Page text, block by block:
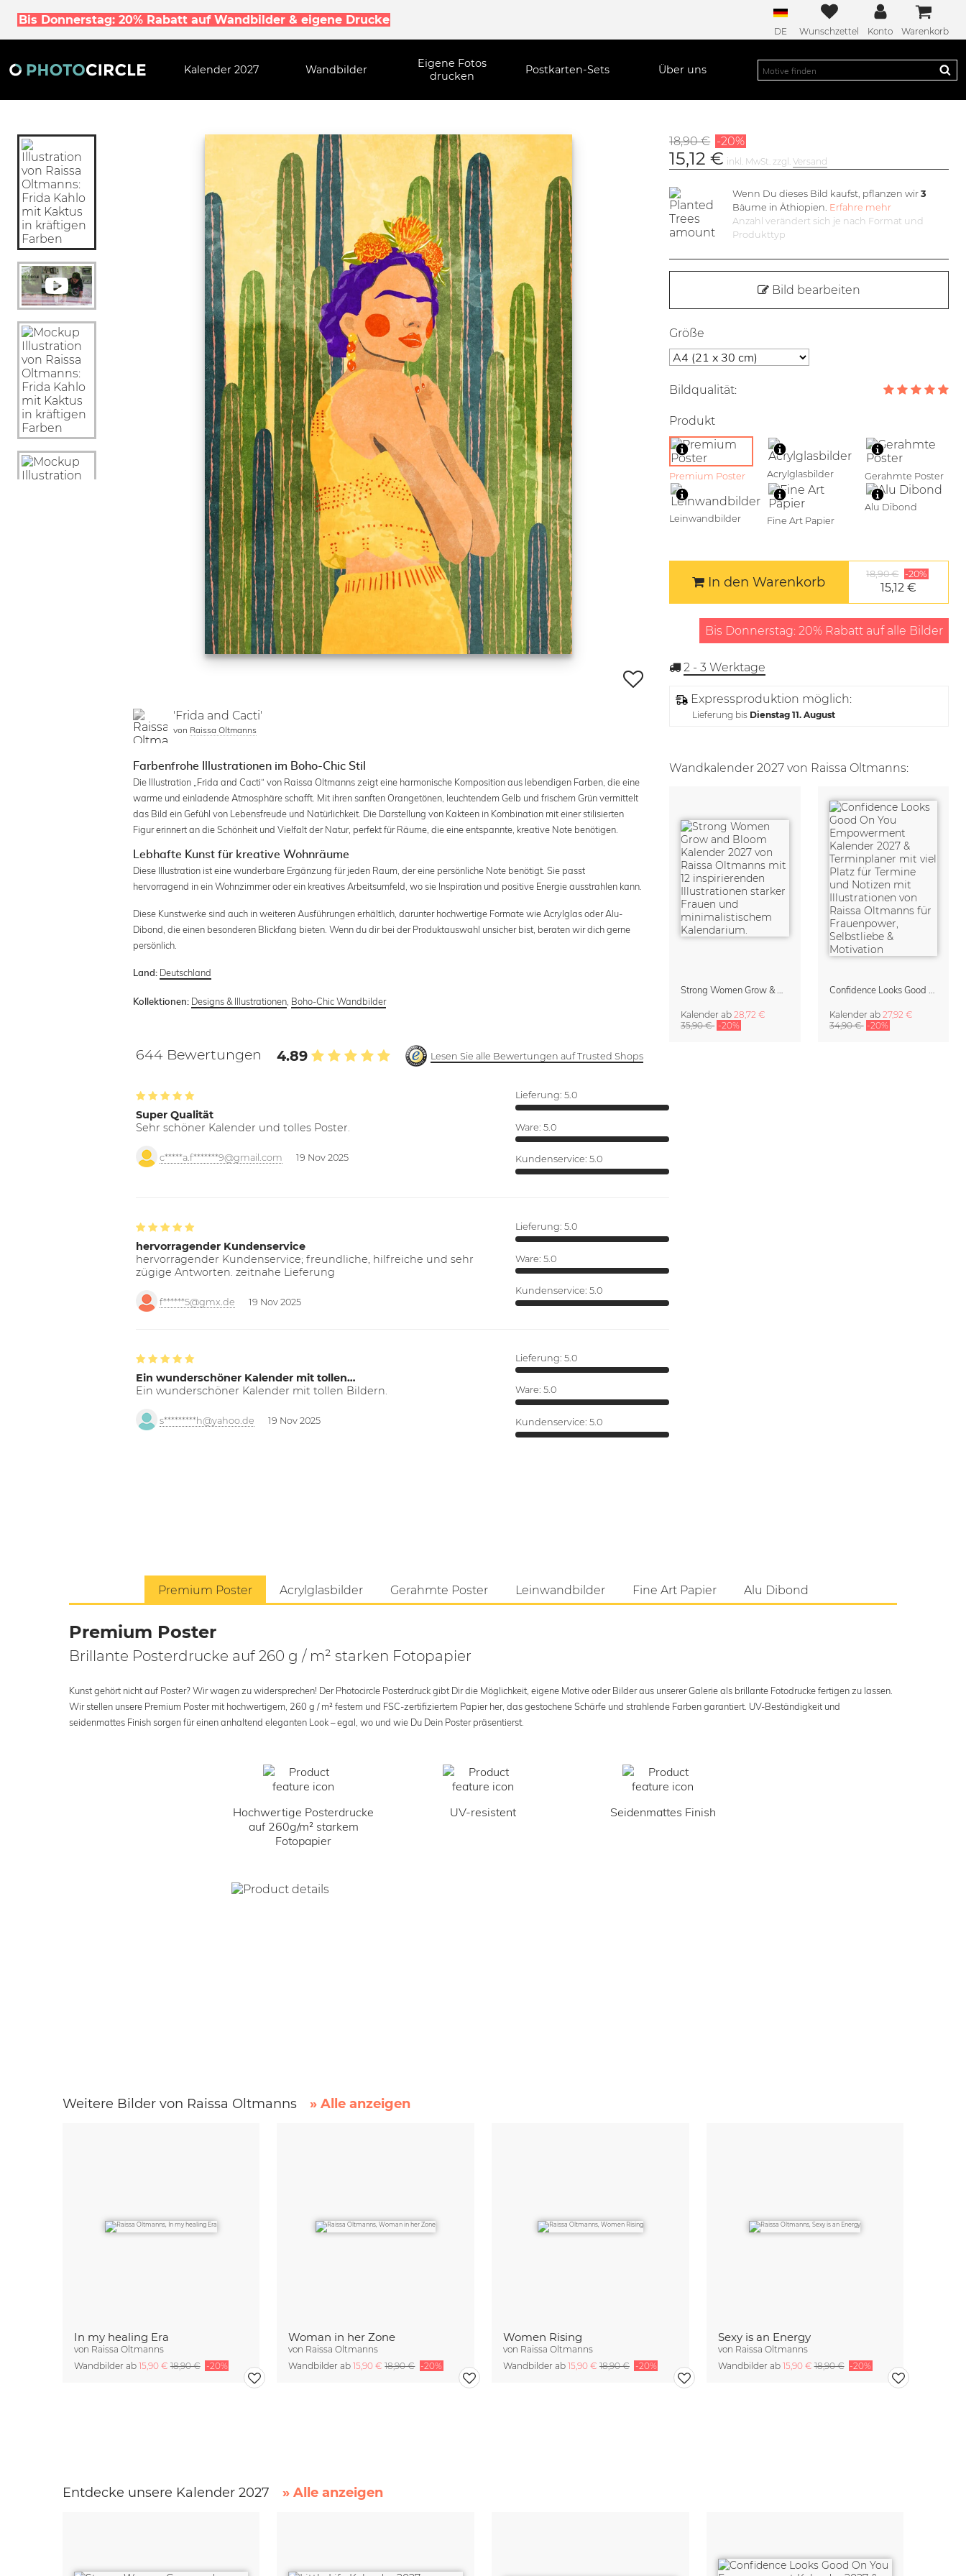
Bis Donnerstag: 20% Rabatt auf Wandbilder & eigene Drucke
DE Wunschzettel Konto Warenkorb
Kalender 2027 Wandbilder
Eigene Fotos
drucken
Postkarten-Sets Über uns
'Frida and Cacti'
von Raissa Oltmanns
Farbenfrohe Illustrationen im Boho-Chic Stil
Die Illustration „Frida and Cacti“ von Raissa Oltmanns zeigt eine harmonische Komposition aus lebendigen Farben, die eine
warme und einladende Atmosphäre schafft. Mit ihren sanften Orangetönen, leuchtendem Gelb und frischem Grün vermittelt
das Bild ein Gefühl von Lebensfreude und Natürlichkeit. Die Darstellung von Kakteen in Kombination mit einer stilisierten
Figur erinnert an die Schönheit und Vielfalt der Natur, perfekt für Räume, die eine entspannte, kreative Note benötigen.
Lebhafte Kunst für kreative Wohnräume
Diese Illustration ist eine wunderbare Ergänzung für jeden Raum, der eine persönliche Note benötigt. Sie passt
hervorragend in ein Wohnzimmer oder ein kreatives Arbeitsumfeld, wo sie Inspiration und positive Energie ausstrahlen kann.
Diese Kunstwerke sind auch in weiteren Ausführungen erhältlich, darunter hochwertige Formate wie Acrylglas oder Alu-
Dibond, die einen besonderen Blickfang bieten. Wenn du dir bei der Produktauswahl unsicher bist, beraten wir dich gerne
persönlich.
Land: Deutschland
Kollektionen: Designs & Illustrationen Boho-Chic Wandbilder
644 Bewertungen 4.89 Lesen Sie alle Bewertungen auf Trusted Shops
Super Qualität
Sehr schöner Kalender und tolles Poster.
c*****a.f*******9@gmail.com 19 Nov 2025
Lieferung: 5.0
Ware: 5.0
Kundenservice: 5.0
hervorragender Kundenservice
hervorragender Kundenservice; freundliche, hilfreiche und sehr
zügige Antworten. zeitnahe Lieferung
f******5@gmx.de 19 Nov 2025
Lieferung: 5.0
Ware: 5.0
Kundenservice: 5.0
Ein wunderschöner Kalender mit tollen…
Ein wunderschöner Kalender mit tollen Bildern.
s*********h@yahoo.de 19 Nov 2025
Lieferung: 5.0
Ware: 5.0
Kundenservice: 5.0
18,90 € -20%
15,12 € inkl. MwSt. zzgl.Versand
Wenn Du dieses Bild kaufst, pflanzen wir3
Bäume in Äthiopien. Erfahre mehr
Anzahl verändert sich je nach Format und
Produkttyp
Bild bearbeiten
Größe
Bildqualität:
Produkt
Premium Poster Acrylglasbilder Gerahmte Poster
Leinwandbilder Fine Art Papier
Alu Dibond
In den Warenkorb
18,90 € -20%
15,12 €
Bis Donnerstag: 20% Rabatt auf alle Bilder
2 - 3 Werktage
Expressproduktion möglich:
Lieferung bis Dienstag 11. August
Wandkalender 2027 von Raissa Oltmanns:
Kalender ab28,72 €
35,90 € -20%
Kalenderab 27,92 €
34,90 € -20%
Premium Poster Acrylglasbilder Gerahmte Poster Leinwandbilder Fine Art Papier Alu Dibond
Premium Poster
Brillante Posterdrucke auf 260 g / m² starken Fotopapier
Kunst gehört nicht auf Poster? Wir wagen zu widersprechen! Der Photocircle Posterdruck gibt Dir die Möglichkeit, eigene Motive oder Bilder aus unserer Galerie als brillante Fotodrucke fertigen zu lassen.
Wir stellen unsere Premium Poster mit hochwertigem, 260 g / m² festem und FSC-zertifiziertem Papier her, das gestochene Schärfe und strahlende Farben garantiert. UV-Beständigkeit und
seidenmattes Finish sorgen für einen anhaltend eleganten Look – egal, wo und wie Du Dein Poster präsentierst.
Hochwertige Posterdrucke
auf 260g/m² starkem
Fotopapier
UV-resistent Seidenmattes Finish
Weitere Bilder von Raissa Oltmanns » Alle anzeigen
In my healing Era
von Raissa Oltmanns
Wandbilder ab 15,90 €18,90 € -20%
Woman in her Zone
von Raissa Oltmanns
Wandbilder ab15,90 €18,90 € -20%
Women Rising
von Raissa Oltmanns
Wandbilder ab 15,90 € 18,90 € -20%
Sexy is an Energy
von Raissa Oltmanns
Wandbilder ab 15,90 €18,90 € -20%
Entdecke unsere Kalender 2027 » Alle anzeigen